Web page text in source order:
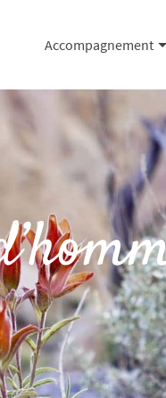
Accompagnement